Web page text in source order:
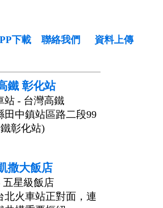
下載 聯絡我們 資料上傳
鐵 彰化站
站 - 台灣高鐵
田中鎮站區路二段99
彰化站)
撒大飯店
五星級飯店
北火車站正對面，連